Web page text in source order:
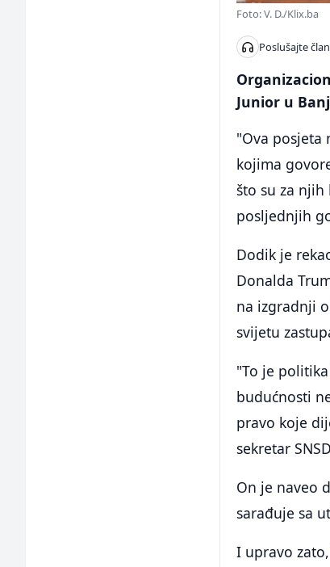
Foto: V. D./Klix.ba
Poslušajte
Junior u
"Ova posjeta
kojima
što su za
posljednjih
Dodik je
Donalda
na izgradnji
svijetu
"To je
budućnosti
pravo koje
sekretar
On je naveo
sarađuje sa
I upravo